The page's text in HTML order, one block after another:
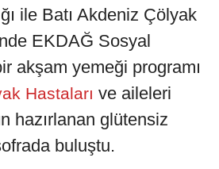
ile Batı Akdeniz Çölyak
EKDAĞ Sosyal
akşam yemeği programı
Hastaları ve aileleri
hazırlanan glütensiz
buluştu.